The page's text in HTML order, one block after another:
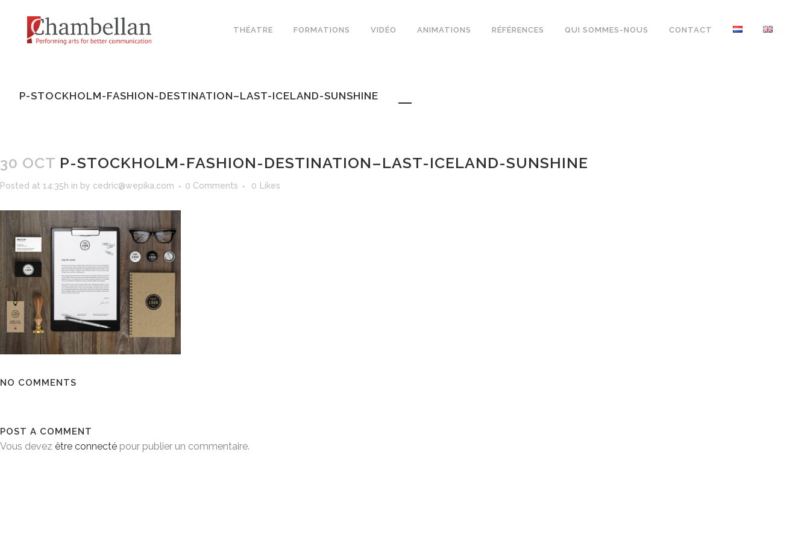
THÉATRE FORMATIONS VIDÉO ANIMATIONS RÉFÉRENCES QUI SOMMES-NOUS CONTACT
P-STOCKHOLM-FASHION-DESTINATION–LAST-ICELAND-SUNSHINE
30 OCT P-STOCKHOLM-FASHION-DESTINATION–LAST-ICELAND-SUNSHINE
Posted at 14:35h in by cedric@wepika.com 0 Comments 0 Likes
NO COMMENTS
POST A COMMENT
Vous devez être connecté pour publier un commentaire.